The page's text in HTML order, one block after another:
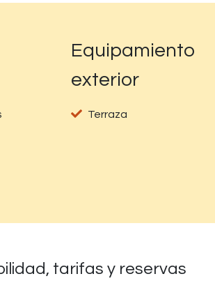
Equipamiento
exterior
Terraza
tarifas y reservas